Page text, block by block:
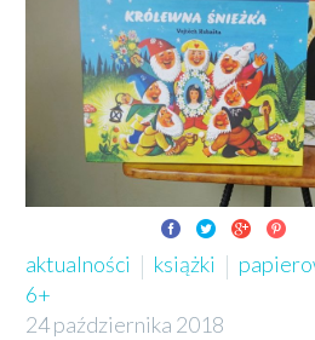
aktualności książki
6+
24 października 2018